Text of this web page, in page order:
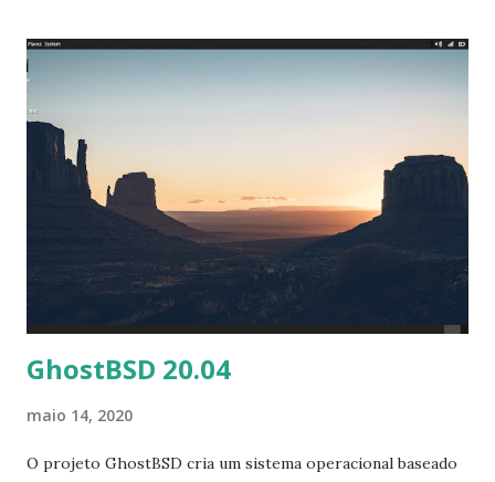
repository ppa:ubuntuhandbook1/lmms $ sudo apt update
$ sudo apt install lmms
GhostBSD 20.04
maio 14, 2020
O projeto GhostBSD cria um sistema operacional baseado